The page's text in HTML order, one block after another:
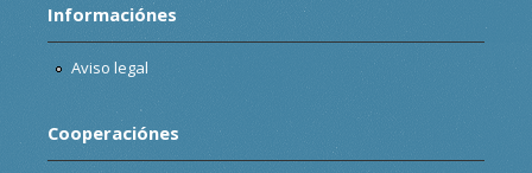
Informaciónes
Aviso legal
Cooperaciónes